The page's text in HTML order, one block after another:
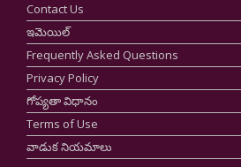
Contact Us
ఇమెయిల్
Frequently Asked Questions
Privacy Policy
గోప్యతా విధానం
Terms of Use
వాడుక నియమాలు